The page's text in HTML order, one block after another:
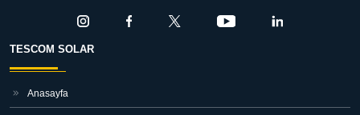
TESCOM SOLAR
Anasayfa